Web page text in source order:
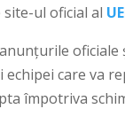
ul oficial al
echipei care va
împotriva